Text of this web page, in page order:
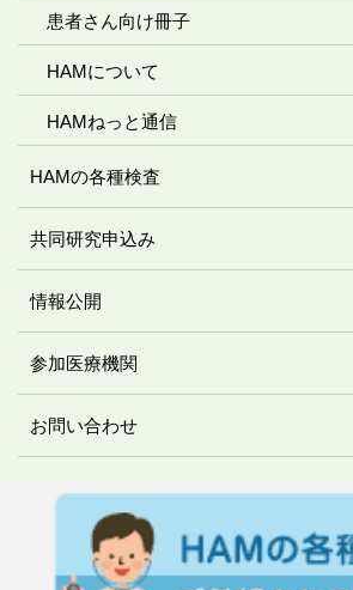
患者さん向け冊子
HAMについて
HAMねっと通信
HAMの各種検査
共同研究申込み
情報公開
参加医療機関
お問い合わせ